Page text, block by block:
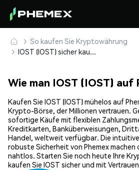
So kaufen Sie Kryptowährung
IOST (IOST) sicher kaufen und speichern
Wie man IOST (IOST) auf
Kaufen Sie IOST (IOST) mühelos auf
Krypto-Börse, der Millionen vertrauen.
sofortige Käufe mit flexiblen
Kreditkarten, Banküberweisungen,
Handel, weltweit verfügbar. Die
robuste Sicherheit von Phemex machen
nahtlos. Starten Sie noch heute Ihre
kaufen Sie IOST sicher und mit